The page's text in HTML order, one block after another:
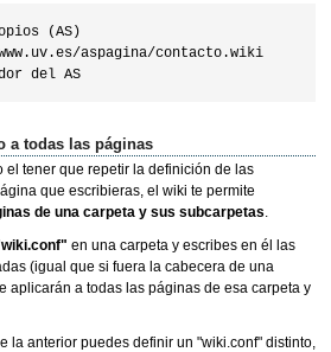
(AS)
www.uv.es/aspagina/contacto.wiki
a todas las páginas
el tener que repetir la definición de las
que escribieras, el wiki te permite
de una carpeta y sus subcarpetas.
en una carpeta y escribes en él las
(igual que si fuera la cabecera de una
aplicarán a todas las páginas de esa carpeta y
la anterior puedes definir un "wiki.conf" distinto,